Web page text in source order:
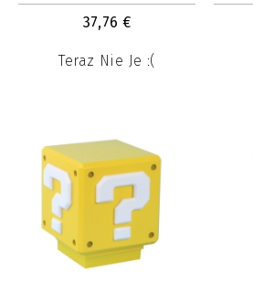
37,76 €
Teraz Nie Je :(